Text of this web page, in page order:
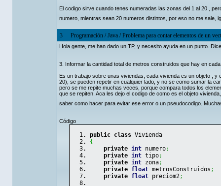
El codigo sirve cuando tenes numeradas las zonas del 1 al 20 ,
numero, mientras sean 20 numeros distintos, por eso no me sale,
3 Programación/Java/Problema para contar elementos de un
Hola gente, me han dado un TP, y necesito ayuda en un punto.
3. Informar la cantidad total de metros construidos que hay en
Es un trabajo sobre unas viviendas, cada vivienda es un objeto ,
20), se pueden repetir en cualquier lado, y no se como sumar la
pero se me repite muchas veces, porque compara todos los
que se repiten. Aca les dejo el codigo de como es el objeto
saber como hacer para evitar ese error o un pseudocodigo.
Código
public class Vivienda
{
private int numero;
private int tipo;
private int zona;
private float metrosConstruidos ;
private float preciom2;